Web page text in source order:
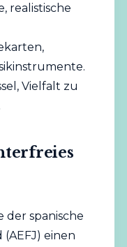
realistische
Vielfalt zu
der spanische
einen